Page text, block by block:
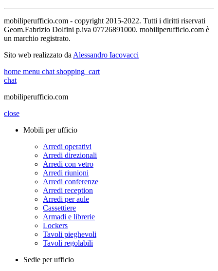
mobiliperufficio.com - copyright 2015-2022. Tutti i diritti riservati
Geom.Fabrizio Dolfini p.iva 07726891000. mobiliperufficio.com è
un marchio registrato.
Sito web realizzato da Alessandro Iacovacci
home menu chat shopping_cart
chat
mobiliperufficio.com
close
Mobili per ufficio
Arredi operativi
Arredi direzionali
Arredi con vetro
Arredi riunioni
Arredi conferenze
Arredi reception
Arredi per aule
Cassettiere
Armadi e librerie
Lockers
Tavoli pieghevoli
Tavoli regolabili
Sedie per ufficio